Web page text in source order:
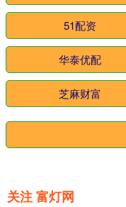
51配资
华泰优配
芝麻财富
关注 富灯网